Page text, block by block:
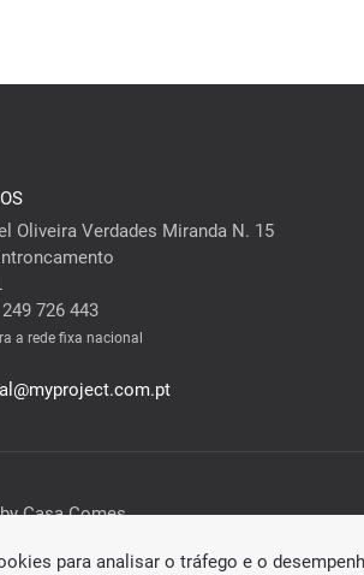
Oliveira Verdades Miranda N. 15
726 443
a rede fixa nacional
Casa Comes
para analisar o tráfego e o